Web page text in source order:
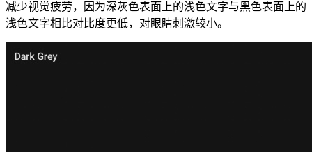
减少视觉疲劳，因为深灰色表面上的浅色文字与黑色表面上的
浅色文字相比对比度更低，对眼睛刺激较小。